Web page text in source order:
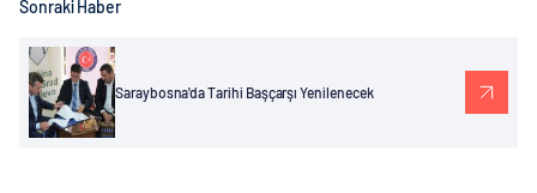
Sonraki Haber
Saraybosna'da Tarihi Başçarşı Yenilenecek